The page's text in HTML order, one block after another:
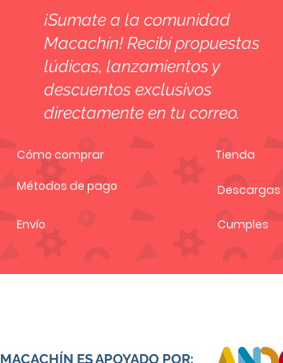
¡Sumate a la comunidad
Macachín! Recibí propuestas
lúdicas, lanzamientos y
descuentos exclusivos
directamente en tu correo.
Cómo comprar
Métodos de pago
Envío
Tienda
Descargas
Cumples
MACACHÍN ES APOYADO POR: